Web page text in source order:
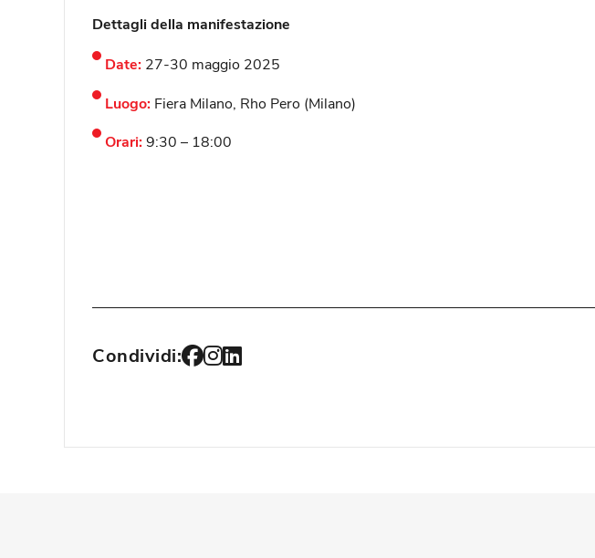
Dettagli della manifestazione
Date: 27-30 maggio 2025
Luogo: Fiera Milano, Rho Pero (Milano)
Orari:9:30 – 18:00
Condividi: